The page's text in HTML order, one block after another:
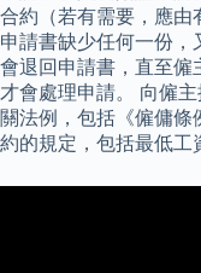
合約（若有需要，應由
申請書缺少任何一份
會退回申請書，直至僱
才會處理申請。 向僱
關法例，包括《僱傭條
約的規定，包括最低工